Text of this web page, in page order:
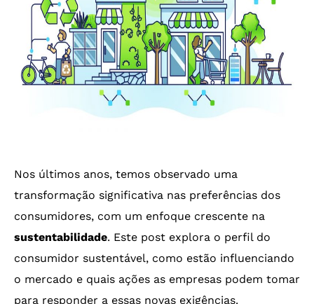
Nos últimos anos, temos observado uma
transformação significativa nas preferências dos
consumidores, com um enfoque crescente na
sustentabilidade. Este post explora o perfil do
consumidor sustentável, como estão influenciando
o mercado e quais ações as empresas podem tomar
para responder a essas novas exigências.